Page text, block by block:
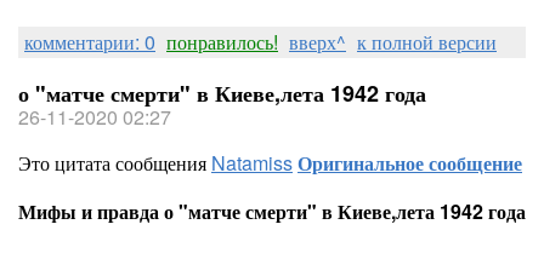
комментарии: 0 понравилось! вверх^ к полной версии
о "матче смерти" в Киеве,лета 1942 года
26-11-2020 02:27
Это цитата сообщения NatamissОригинальное сообщение
Мифы и правда о "матче смерти" в Киеве,лета 1942 года